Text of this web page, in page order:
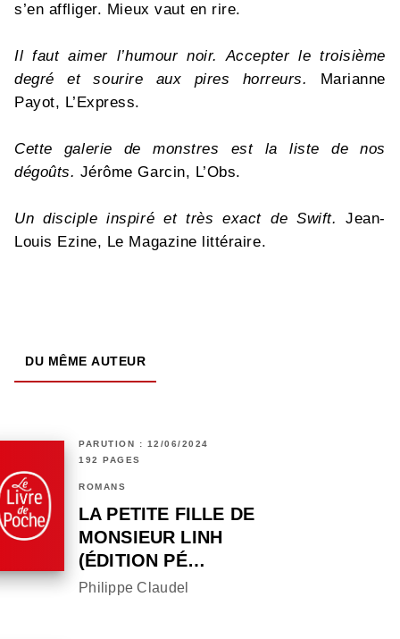
s’en affliger. Mieux vaut en rire.
Il faut aimer l’humour noir. Accepter le troisième
degré et sourire aux pires horreurs.
Marianne
Payot, L’Express.
Cette galerie de monstres est la liste de nos
dégoûts. Jérôme Garcin, L’Obs.
Un disciple inspiré et très exact de Swift.Jean-
Louis Ezine, Le Magazine littéraire.
DU MÊME AUTEUR
PARUTION : 12/06/2024
192 PAGES
ROMANS
LA PETITE FILLE DE
MONSIEUR LINH
(ÉDITION PÉ…
Philippe Claudel